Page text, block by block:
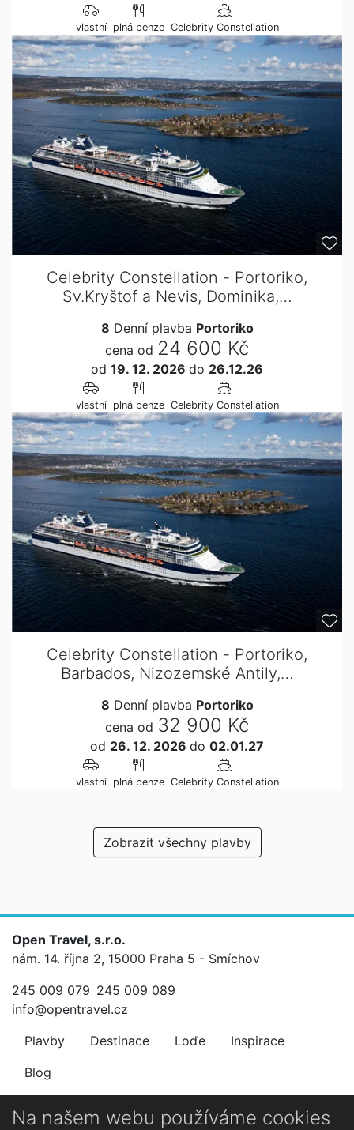
vlastní plná penze Celebrity Constellation
Celebrity Constellation - Portoriko,
Sv.Kryštof a Nevis, Dominika,…
8 Denní plavba Portoriko
cena od 24 600 Kč
od 19. 12. 2026 do 26.12.26
vlastní plná penze Celebrity Constellation
Celebrity Constellation - Portoriko,
Barbados, Nizozemské Antily,…
8 Denní plavba Portoriko
cena od 32 900 Kč
od 26. 12. 2026 do 02.01.27
vlastní plná penze Celebrity Constellation
Zobrazit všechny plavby
Open Travel, s.r.o.
nám. 14. října 2, 15000 Praha 5 - Smíchov
245 009 079 245 009 089
info@opentravel.cz
Plavby
Destinace Loďe
Inspirace
Blog
Newsletter
Na našem webu používáme cookies